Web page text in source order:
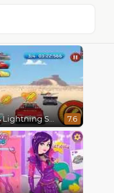
Cars Lightning Speed 7.6